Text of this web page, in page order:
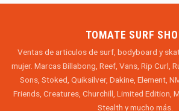
TOMATE SURF
Ventas de articulos de surf, bodyboard y
mujer. Marcas Billabong, Reef, Vans, Rip Curl,
Sons, Stoked, Quiksilver, Dakine, Element,
Friends, Creatures, Churchill, Limited Edition,
Stealth y mucho más.